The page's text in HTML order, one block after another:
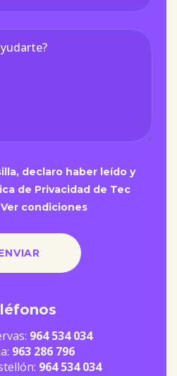
declaro haber leído y
de Privacidad de Tec
Ver condiciones
964 534 034
963 286 796
964 534 034